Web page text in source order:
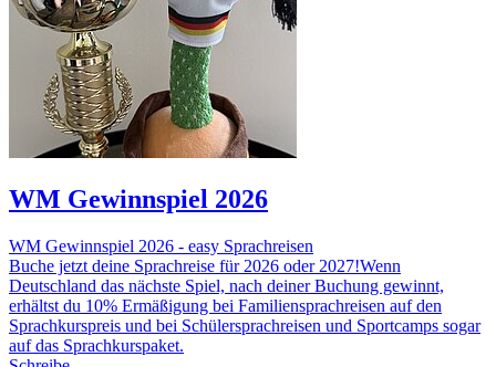
WM Gewinnspiel 2026
WM Gewinnspiel 2026 - easy Sprachreisen
Buche jetzt deine Sprachreise für 2026 oder 2027!Wenn
Deutschland das nächste Spiel, nach deiner Buchung gewinnt,
erhältst du 10% Ermäßigung bei Familiensprachreisen auf den
Sprachkurspreis und bei Schülersprachreisen und Sportcamps sogar
auf das Sprachkurspaket.